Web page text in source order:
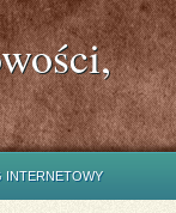
INTERNETOWY